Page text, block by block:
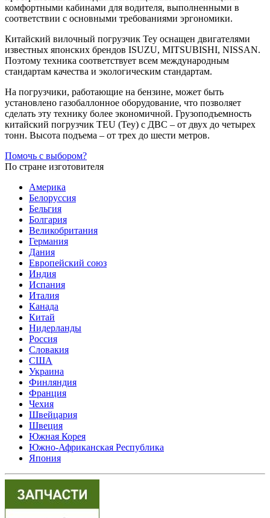
комфортными кабинами для водителя, выполненными в
соответствии с основными требованиями эргономики.
Китайский вилочный погрузчик Теу оснащен двигателями
известных японских брендов ISUZU, MITSUBISHI, NISSAN.
Поэтому техника соответствует всем международным
стандартам качества и экологическим стандартам.
На погрузчики, работающие на бензине, может быть
установлено газобаллонное оборудование, что позволяет
сделать эту технику более экономичной. Грузоподъемность
китайский погрузчик TEU (Теу) с ДВС – от двух до четырех
тонн. Высота подъема – от трех до шести метров.
Помочь с выбором?
По стране изготовителя
Америка
Белоруссия
Бельгия
Болгария
Великобритания
Германия
Дания
Европейский союз
Индия
Испания
Италия
Канада
Китай
Нидерланды
Россия
Словакия
США
Украина
Финляндия
Франция
Чехия
Швейцария
Швеция
Южная Корея
Южно-Африканская Республика
Япония